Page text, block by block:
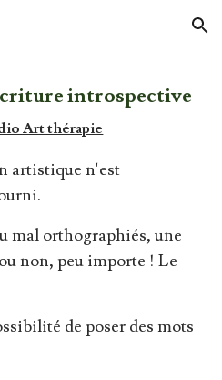
Skip to navigation
introspective
Art thérapie
artistique n'est
mal orthographiés, une
non, peu importe ! Le
de poser des mots